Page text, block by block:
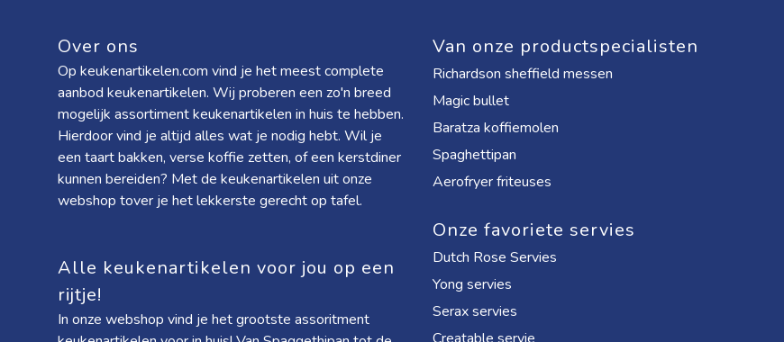
Over ons
Op keukenartikelen.com vind je het meest complete
aanbod keukenartikelen. Wij proberen een zo'n breed
mogelijk assortiment keukenartikelen in huis te hebben.
Hierdoor vind je altijd alles wat je nodig hebt. Wil je
een taart bakken, verse koffie zetten, of een kerstdiner
kunnen bereiden? Met de keukenartikelen uit onze
webshop tover je het lekkerste gerecht op tafel.
Alle keukenartikelen voor jou op een
rijtje!
In onze webshop vind je het grootste assoritment
Van onze productspecialisten
Richardson sheffield messen
Magic bullet
Baratza koffiemolen
Spaghettipan
Aerofryer friteuses
Onze favoriete servies
Dutch Rose Servies
Yong servies
Serax servies